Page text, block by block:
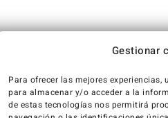
Gestionar
Para ofrecer las mejores
para almacenar y/o acceder a la
de estas tecnologías nos permitirá